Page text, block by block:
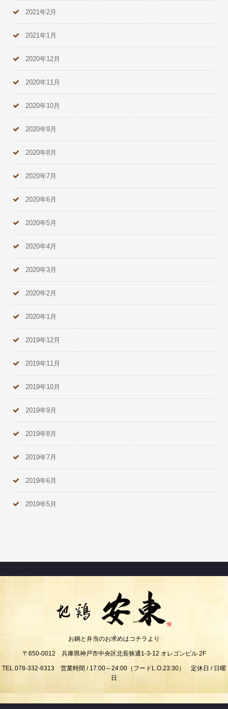
2021年2月
2021年1月
2020年12月
2020年11月
2020年10月
2020年9月
2020年8月
2020年7月
2020年6月
2020年5月
2020年4月
2020年3月
2020年2月
2020年1月
2019年12月
2019年11月
2019年10月
2019年9月
2019年8月
2019年7月
2019年6月
2019年5月
お鍋と弁当のお求めはコチラより
〒650-0012 兵庫県神戸市中央区北長狭通1-3-12 オレゴンビル 2F
TEL.078-332-6313 営業時間 / 17:00～24:00（フードL.O.23:30） 定休日 / 日曜
日